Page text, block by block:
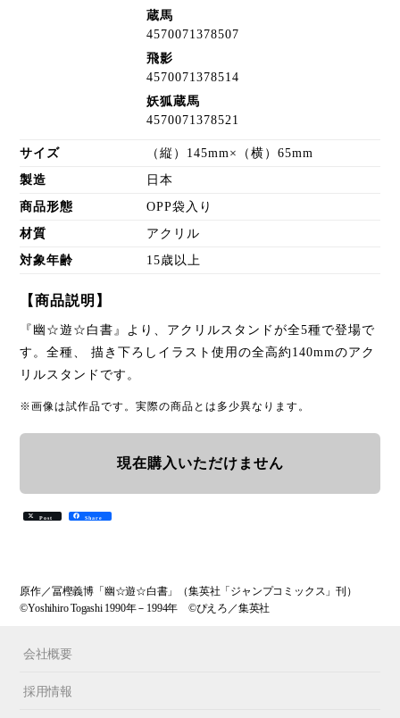
蔵馬
4570071378507
飛影
4570071378514
妖狐蔵馬
4570071378521
サイズ （縦）145mm×（横）65mm
製造 日本
商品形態 OPP袋入り
材質 アクリル
対象年齢 15歳以上
【商品説明】
『幽☆遊☆白書』より、アクリルスタンドが全5種で登場で
す。全種、 描き下ろしイラスト使用の全高約140mmのアク
リルスタンドです。
※画像は試作品です。実際の商品とは多少異なります。
現在購入いただけません
Post Share
原作／冨樫義博「幽☆遊☆白書」（集英社「ジャンプコミックス」刊）
©Yoshihiro Togashi 1990年－1994年 ©ぴえろ／集英社
会社概要
採用情報